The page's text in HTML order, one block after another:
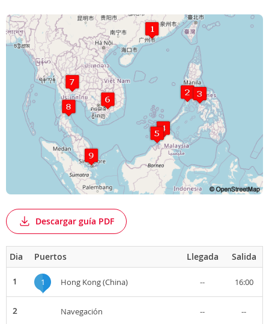
Descargar guía PDF
Dia Puertos Llegada Salida
1 1 Hong Kong (China) -- 16:00
2 Navegación -- --